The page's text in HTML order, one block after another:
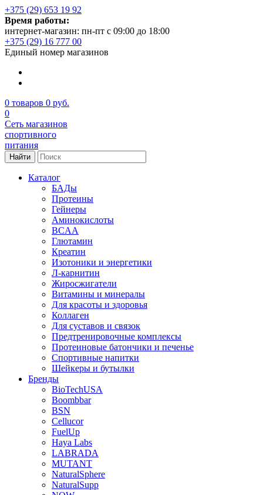
+375 (29) 653 19 92
Время работы:
интернет-магазин: пн-пт с 09:00 до 18:00
+375 (29) 16 777 00
Единый номер магазинов
0 товаров 0 руб.
0
Сеть магазинов
спортивного
питания
Найти
Каталог
БАДы
Протеины
Гейнеры
Аминокислоты
BCAA
Глютамин
Креатин
Изотоники и энергетики
Л-карнитин
Жиросжигатели
Витамины и минералы
Для красоты и здоровья
Коллаген
Для суставов и связок
Предтренировочные комплексы
Протеиновые батончики и печенье
Спортивные напитки
Шейкеры и бутылки
Бренды
BioTechUSA
Boombbar
BSN
Cellucor
FuelUp
Haya Labs
LABRADA
MUTANT
NaturalSphere
NaturalSupp